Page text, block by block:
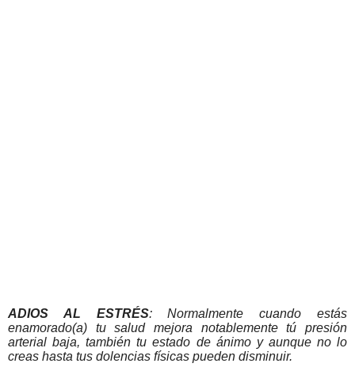
ADIOS AL ESTRÉS: Normalmente cuando estás
enamorado(a) tu salud mejora notablemente tú presión
arterial baja, también tu estado de ánimo y aunque no lo
creas hasta tus dolencias físicas pueden disminuir.